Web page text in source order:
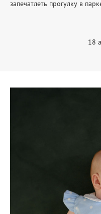
запечатлеть прогулку в
18